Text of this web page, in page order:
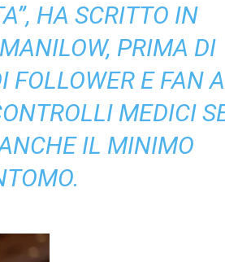
HA SCRITTO IN
PRIMA DI
FOLLOWER E FAN A
MEDICI
IL MINIMO